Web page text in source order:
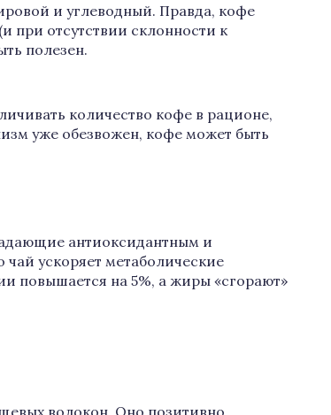
и углеводный. Правда, кофе
при отсутствии склонности к
полезен.
количество кофе в рационе,
уже обезвожен, кофе может быть
антиоксидантным и
ускоряет метаболические
повышается на 5%, а жиры «сгорают»
волокон. Оно позитивно